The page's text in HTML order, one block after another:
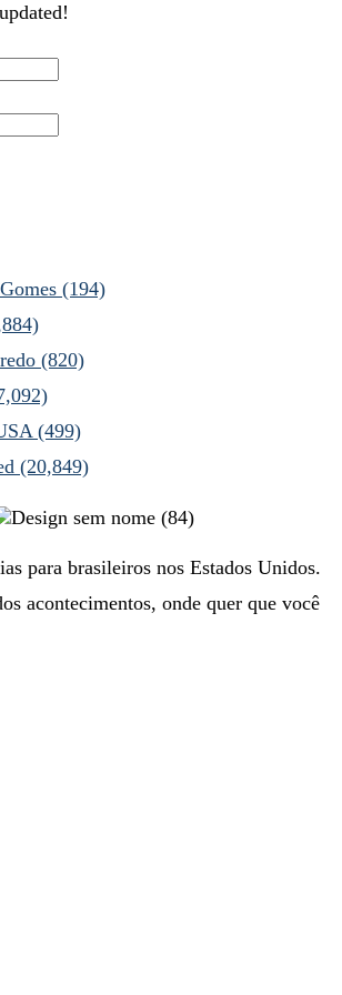
(194)
(820)
(499)
(20,849)
para brasileiros nos Estados Unidos.
acontecimentos, onde quer que você